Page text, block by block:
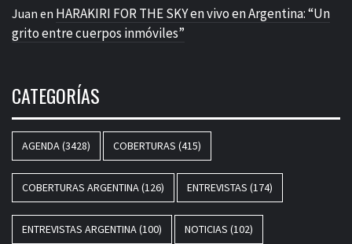
Juan en HARAKIRI FOR THE SKY en vivo en Argentina: “Un
grito entre cuerpos inmóviles”
CATEGORÍAS
AGENDA(3428) COBERTURAS (415)
COBERTURAS ARGENTINA(126) ENTREVISTAS (174)
ENTREVISTAS ARGENTINA(100) NOTICIAS (102)